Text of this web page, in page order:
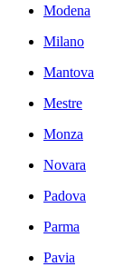
Modena
Milano
Mantova
Mestre
Monza
Novara
Padova
Parma
Pavia